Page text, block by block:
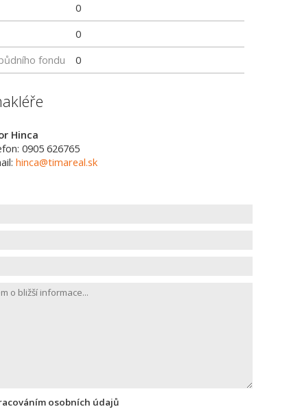
0
0
fondu
0
Hinca
0905 626765
hinca@timareal.sk
osobních údajů